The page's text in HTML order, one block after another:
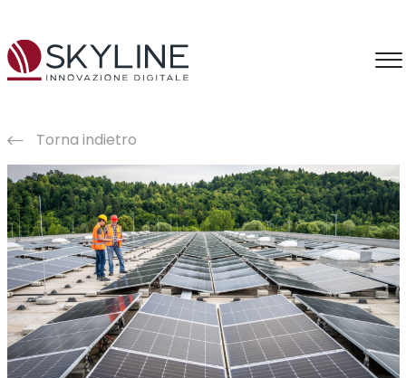
Consulenza
Information Intelligence
Intelligenza Artificiale
Applicazioni IA
Formazione IA
Torna indietro